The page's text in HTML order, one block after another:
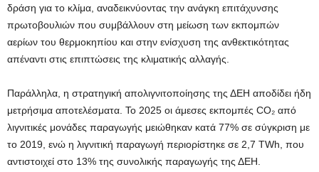
δράση για το κλίμα, αναδεικνύοντας την ανάγκη επιτάχυνσης
πρωτοβουλιών που συμβάλλουν στη μείωση των εκπομπών
αερίων του θερμοκηπίου και στην ενίσχυση της ανθεκτικότητας
απέναντι στις επιπτώσεις της κλιματικής αλλαγής.
Παράλληλα, η στρατηγική απολιγνιτοποίησης της ΔΕΗ αποδίδει ήδη
μετρήσιμα αποτελέσματα. Το 2025 οι άμεσες εκπομπές CO₂ από
λιγνιτικές μονάδες παραγωγής μειώθηκαν κατά 77% σε σύγκριση με
το 2019, ενώ η λιγνιτική παραγωγή περιορίστηκε σε 2,7 TWh, που
αντιστοιχεί στο 13% της συνολικής παραγωγής της ΔΕΗ.